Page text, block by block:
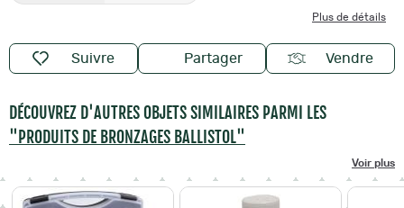
Plus de détails
Suivre Partager Vendre
DÉCOUVREZ D'AUTRES OBJETS SIMILAIRES PARMI LES
"PRODUITS DE BRONZAGES BALLISTOL"
Voir plus